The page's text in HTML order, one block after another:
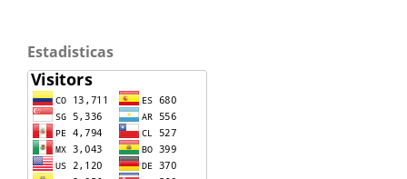
Estadisticas